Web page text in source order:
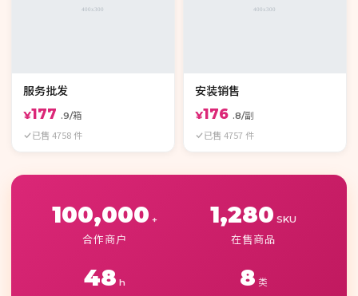
服务批发
¥177 .9/箱
已售 4758 件
安装销售
¥176 .8/副
已售 4757 件
100,000 +
合作商户
1,280 SKU
在售商品
48 h 8 类